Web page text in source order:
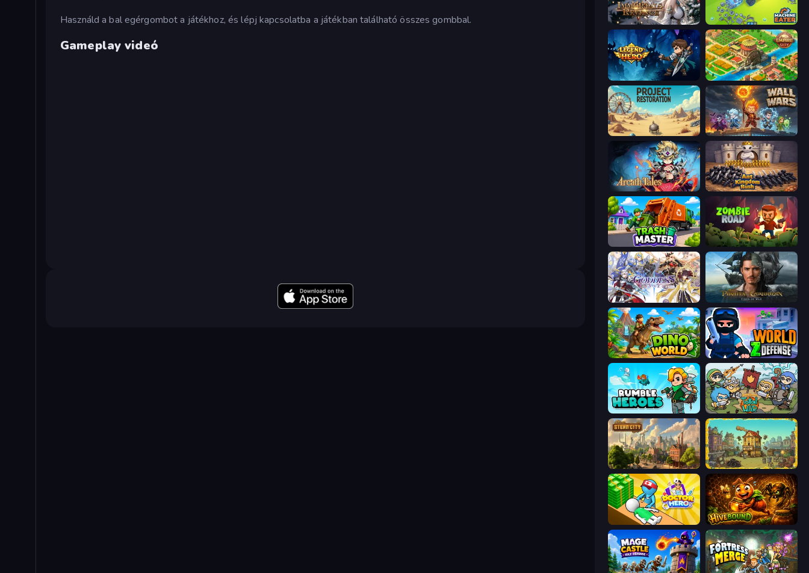
Használd a bal egérgombot a játékhoz, és lépj kapcsolatba a játékban található összes gombbal.
Gameplay videó
Immortals Revenge Machine Eater
Legend of Hero Empire City
Project Restoration Wall Wars
Arcath Tales Ant Kingdom Rush
Trash Master Zombie Road
Goddess Connect
Dino World World Z Defense - Zombie Defense
Rumble Heroes Raid Heroes: Total War
Steam City The Garbaggio Hotel
Doctor Hero Hivebound